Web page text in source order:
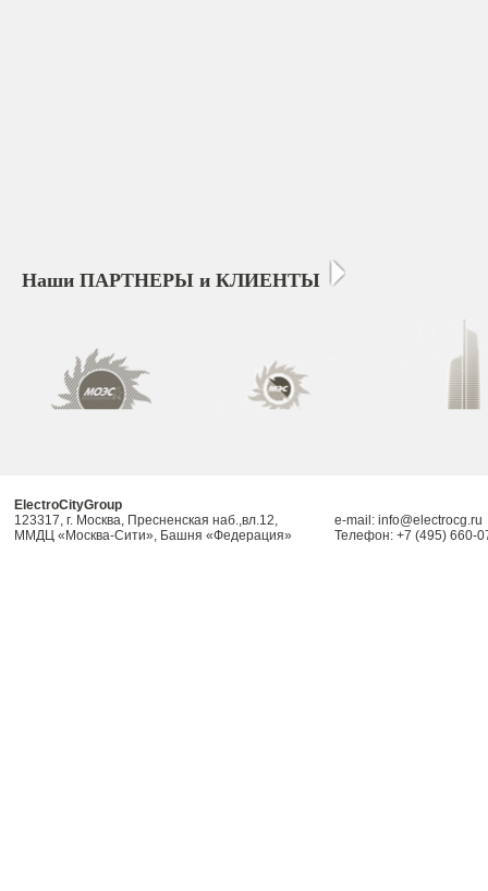
Наши ПАРТНЕРЫ и КЛИЕНТЫ
ElectroCityGroup
123317, г. Москва, Пресненская наб.,вл.12,
ММДЦ «Москва-Сити», Башня «Федерация»
e-mail: info@electrocg.ru
Телефон: +7 (495) 660-